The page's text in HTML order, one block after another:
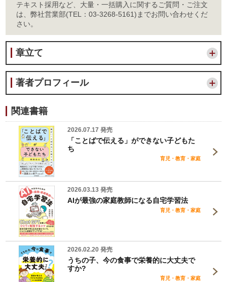
テキスト採用など、大量・一括購入に関するご質問・ご注文
は、弊社営業部(TEL：03-3268-5161)までお問い合わせくだ
さい。
章立て
著者プロフィール
関連書籍
2026.07.17 発売
「ことばで伝える」ができない子どもた
ち
育児・教育・家庭
2026.03.13 発売
AIが最強の家庭教師になる自宅学習法
育児・教育・家庭
2026.02.20 発売
うちの子、今の食事で栄養的に大丈夫で
すか?
育児・教育・家庭